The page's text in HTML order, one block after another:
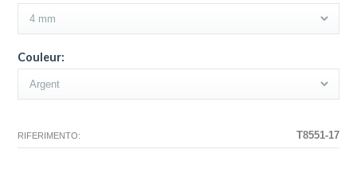
Couleur:
RIFERIMENTO: T8551-17